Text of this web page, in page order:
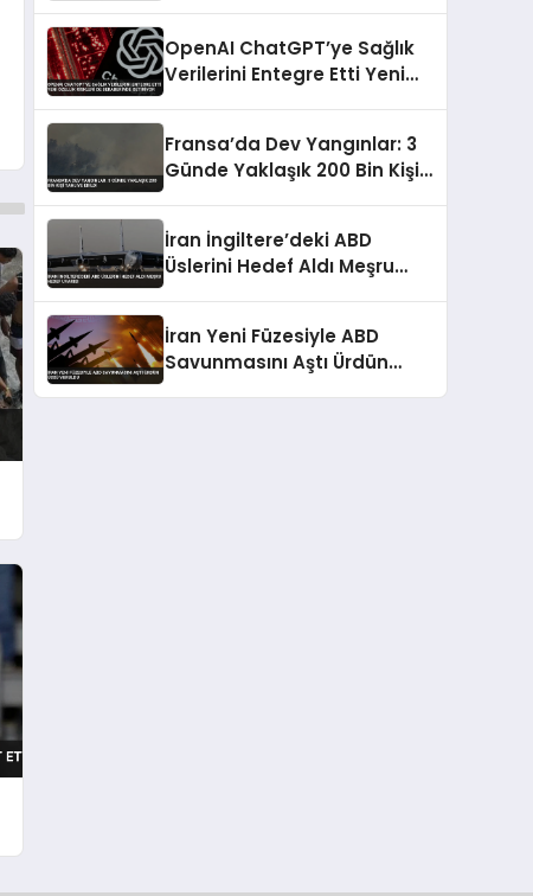
OpenAI ChatGPT’ye Sağlık
Verilerini Entegre Etti Yeni
Fransa’da Dev Yangınlar: 3
Günde Yaklaşık 200 Bin Kişi
İran İngiltere’deki ABD
Üslerini Hedef Aldı Meşru
İran Yeni Füzesiyle ABD
Savunmasını Aştı Ürdün